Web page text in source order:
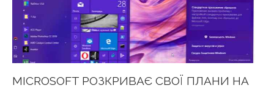
MICROSOFT РОЗКРИВАЄ СВОЇ ПЛАНИ НА